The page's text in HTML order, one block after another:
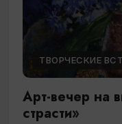
ТВОРЧЕСКИЕ
Арт-вечер на
страсти»